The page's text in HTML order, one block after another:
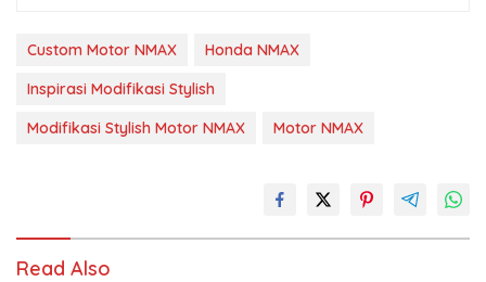
Custom Motor NMAX
Honda NMAX
Inspirasi Modifikasi Stylish
Modifikasi Stylish Motor NMAX
Motor NMAX
Read Also